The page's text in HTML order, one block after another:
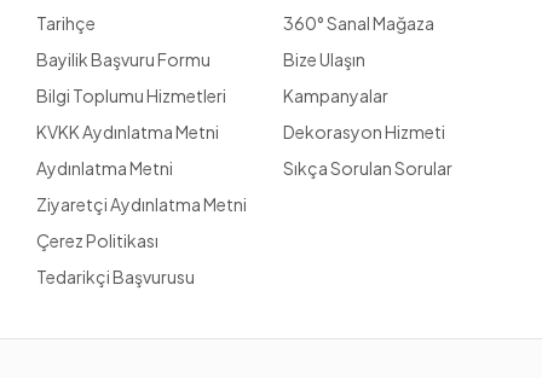
Tarihçe
Bayilik Başvuru Formu
Bilgi Toplumu Hizmetleri
KVKK Aydınlatma Metni
Aydınlatma Metni
Ziyaretçi Aydınlatma Metni
Çerez Politikası
Tedarikçi Başvurusu
360° Sanal Mağaza
Bize Ulaşın
Kampanyalar
Dekorasyon Hizmeti
Sıkça Sorulan Sorular